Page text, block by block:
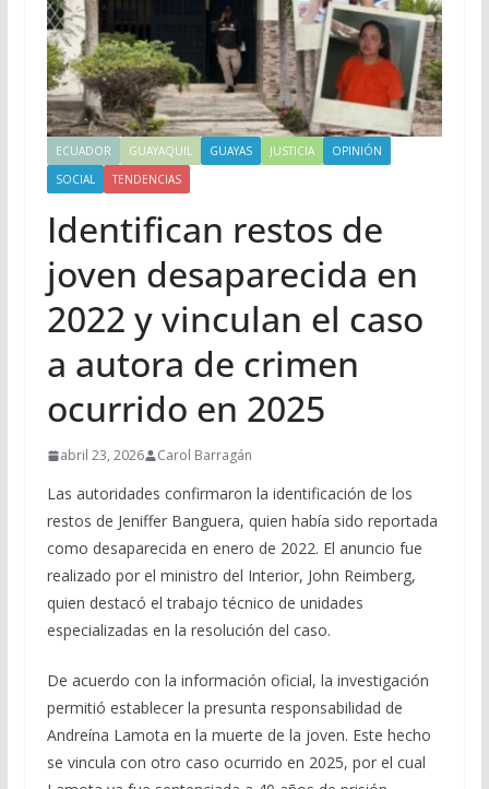
ECUADOR GUAYAQUIL GUAYAS JUSTICIA
OPINIÓN
SOCIAL
TENDENCIAS
Identifican restos de
joven desaparecida en
2022 y vinculan el caso
a autora de crimen
ocurrido en 2025
abril 23, 2026 Carol Barragán
Las autoridades confirmaron la identificación de los
restos de Jeniffer Banguera, quien había sido reportada
como desaparecida en enero de 2022. El anuncio fue
realizado por el ministro del Interior, John Reimberg,
quien destacó el trabajo técnico de unidades
especializadas en la resolución del caso.
De acuerdo con la información oficial, la investigación
permitió establecer la presunta responsabilidad de
Andreína Lamota en la muerte de la joven. Este hecho
se vincula con otro caso ocurrido en 2025, por el cual